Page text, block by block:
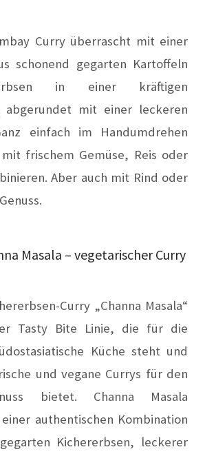
Curry überrascht mit einer
schonend gegarten Kartoffeln
in einer kräftigen
abgerundet mit einer leckeren
einfach im Handumdrehen
frischem Gemüse, Reis oder
Aber auch mit Rind oder
Masala – vegetarischer Curry
Curry „Channa Masala“
Tasty Bite Linie, die für die
Küche steht und
und vegane Currys für den
bietet. Channa Masala
authentischen Kombination
Kichererbsen, leckerer